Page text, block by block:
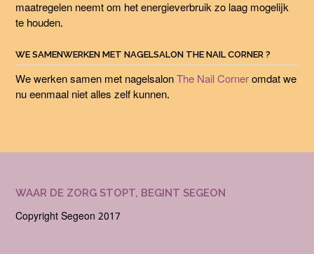
maatregelen neemt om het energieverbruik zo laag mogelijk
te houden.
WE SAMENWERKEN MET NAGELSALON THE NAIL CORNER ?
We werken samen met nagelsalonThe Nail Corneromdat we
nu eenmaal niet alles zelf kunnen.
WAAR DE ZORG STOPT, BEGINT SEGEON
Copyright Segeon 2017